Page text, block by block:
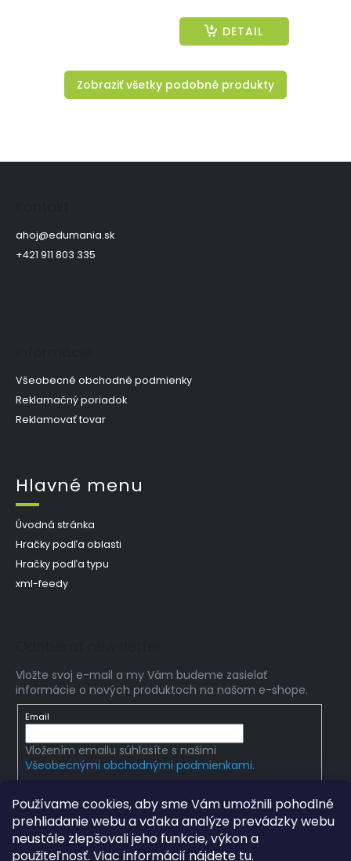
Používame cookies, aby sme Vám umožnili pohodlné
prehliadanie webu a vďaka analýze prevádzky webu
neustále zlepšovali jeho funkcie, výkon a
použiteľnosť. Viac informácií nájdete tu.
DETAIL
Zobraziť všetky podobné produkty
Z
ahoj@edumania.sk
+421 911 803 335
Všeobecné obchodné podmienky
Reklamačný poriadok
Reklamovať tovar
Hlavné menu
Úvodná stránka
Hračky podľa oblasti
Hračky podľa typu
xml-feedy
Vložte svoj e-mail a my Vám budeme zasielať
informácie o nových produktoch na našom e-shope.
Email
Vložením emailu súhlasíte s našimi
Všeobecnými obchodnými podmienkami.